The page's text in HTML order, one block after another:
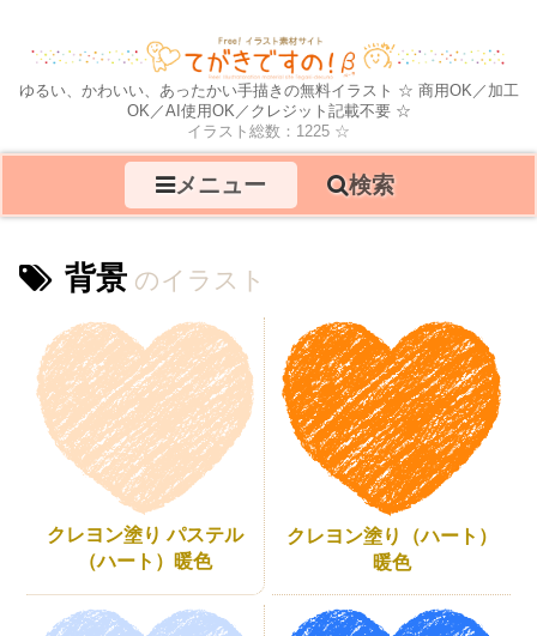
ゆるい、かわいい、あったかい手描きの無料イラスト ☆ 商用OK／加工
OK／AI使用OK／クレジット記載不要 ☆
イラスト総数：1225 ☆
メニュー 検索
背景
クレヨン塗り パステル
（ハート）暖色
クレヨン塗り（ハート）
暖色